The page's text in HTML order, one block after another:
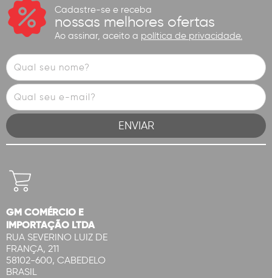
Cadastre-se e receba
nossas melhores ofertas
Ao assinar, aceito a política de privacidade.
GM COMÉRCIO E
IMPORTAÇÃO LTDA
RUA SEVERINO LUIZ DE
FRANÇA, 211
58102-600, CABEDELO
BRASIL